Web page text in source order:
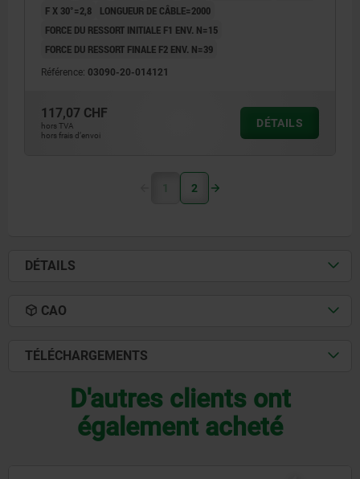
F X 30°=2,8
LONGUEUR DE CÂBLE=2000
FORCE DU RESSORT INITIALE F1 ENV. N=15
FORCE DU RESSORT FINALE F2 ENV. N=39
Référence: 03090-20-014121
117,07 CHF
hors TVA
hors frais d’envoi
DÉTAILS
1 2
DÉTAILS
CAO
TÉLÉCHARGEMENTS
D'autres clients ont
également acheté